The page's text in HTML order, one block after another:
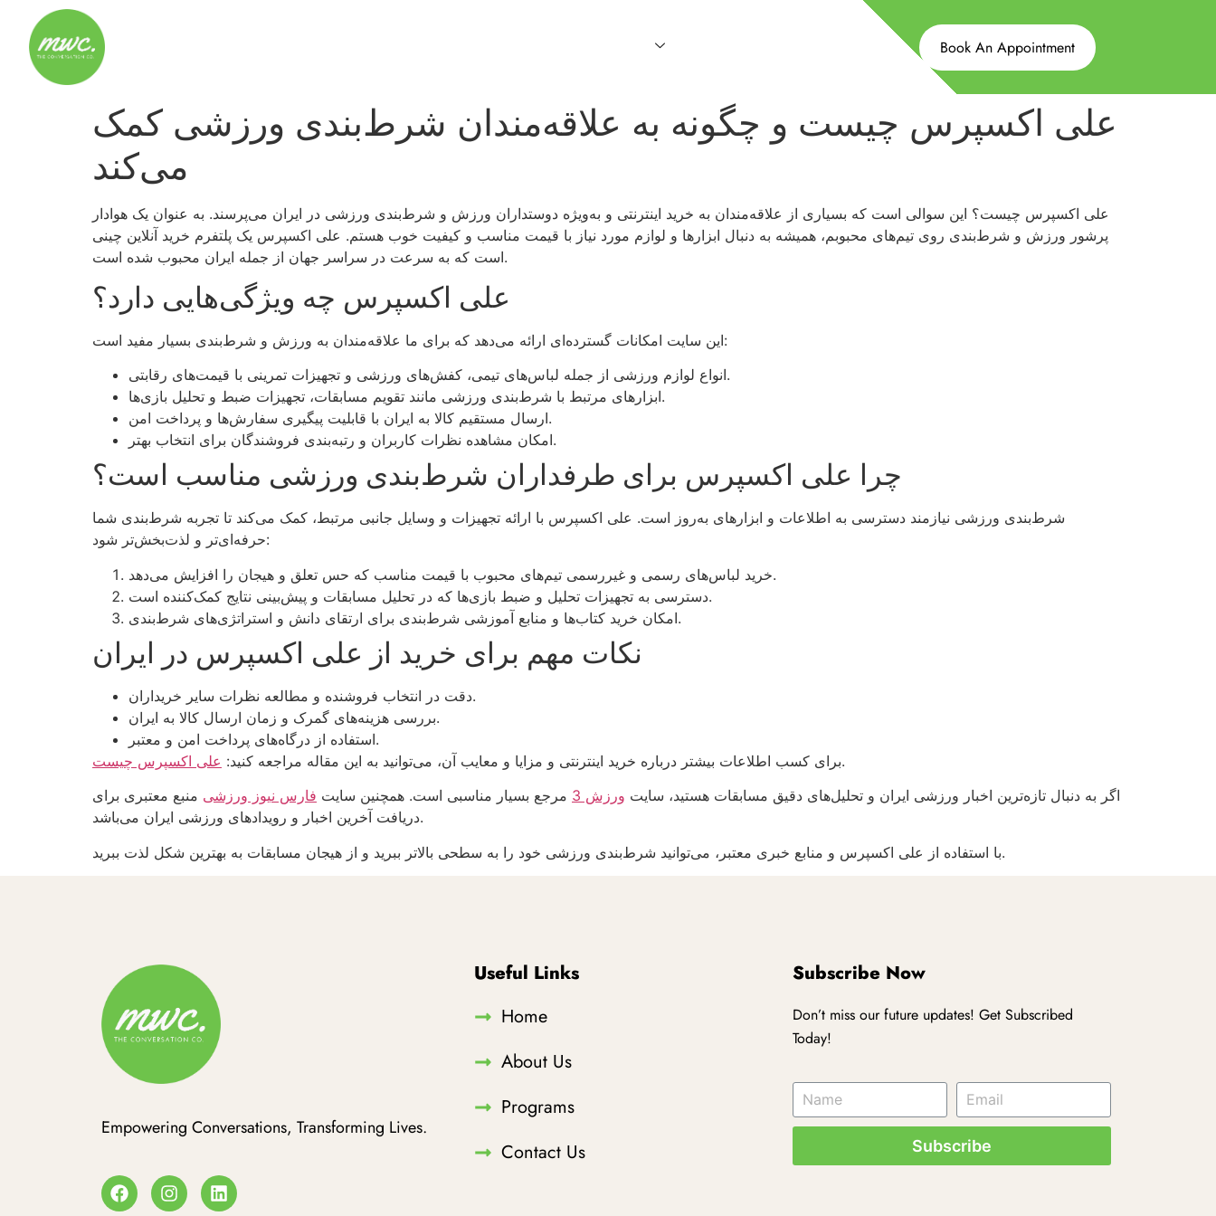
Book An Appointment
علی اکسپرس چیست و چگونه به علاقه‌مندان شرط‌بندی ورزشی کمک
می‌کند
علی اکسپرس چیست؟ این سوالی است که بسیاری از علاقه‌مندان به خرید اینترنتی و به‌ویژه دوستداران ورزش و شرط‌بندی ورزشی در ایران می‌پرسند. به عنوان یک هوادار
پرشور ورزش و شرط‌بندی روی تیم‌های محبوبم، همیشه به دنبال ابزارها و لوازم مورد نیاز با قیمت مناسب و کیفیت خوب هستم. علی اکسپرس یک پلتفرم خرید آنلاین چینی
است که به سرعت در سراسر جهان از جمله ایران محبوب شده است.
علی اکسپرس چه ویژگی‌هایی دارد؟
این سایت امکانات گسترده‌ای ارائه می‌دهد که برای ما علاقه‌مندان به ورزش و شرط‌بندی بسیار مفید است:
انواع لوازم ورزشی از جمله لباس‌های تیمی، کفش‌های ورزشی و تجهیزات تمرینی با قیمت‌های رقابتی.
ابزارهای مرتبط با شرط‌بندی ورزشی مانند تقویم مسابقات، تجهیزات ضبط و تحلیل بازی‌ها.
ارسال مستقیم کالا به ایران با قابلیت پیگیری سفارش‌ها و پرداخت امن.
امکان مشاهده نظرات کاربران و رتبه‌بندی فروشندگان برای انتخاب بهتر.
چرا علی اکسپرس برای طرفداران شرط‌بندی ورزشی مناسب است؟
شرط‌بندی ورزشی نیازمند دسترسی به اطلاعات و ابزارهای به‌روز است. علی اکسپرس با ارائه تجهیزات و وسایل جانبی مرتبط، کمک می‌کند تا تجربه شرط‌بندی شما
حرفه‌ای‌تر و لذت‌بخش‌تر شود:
خرید لباس‌های رسمی و غیررسمی تیم‌های محبوب با قیمت مناسب که حس تعلق و هیجان را افزایش می‌دهد.
دسترسی به تجهیزات تحلیل و ضبط بازی‌ها که در تحلیل مسابقات و پیش‌بینی نتایج کمک‌کننده است.
امکان خرید کتاب‌ها و منابع آموزشی شرط‌بندی برای ارتقای دانش و استراتژی‌های شرط‌بندی.
نکات مهم برای خرید از علی اکسپرس در ایران
دقت در انتخاب فروشنده و مطالعه نظرات سایر خریداران.
بررسی هزینه‌های گمرک و زمان ارسال کالا به ایران.
استفاده از درگاه‌های پرداخت امن و معتبر.
برای کسب اطلاعات بیشتر درباره خرید اینترنتی و مزایا و معایب آن، می‌توانید به این مقاله مراجعه کنید: علی اکسپرس چیست
.
اگر به دنبال تازه‌ترین اخبار ورزشی ایران و تحلیل‌های دقیق مسابقات هستید، سایت ورزش 3 مرجع بسیار مناسبی است. همچنین سایت فارس نیوز ورزشی منبع معتبری برای
دریافت آخرین اخبار و رویدادهای ورزشی ایران می‌باشد.
با استفاده از علی اکسپرس و منابع خبری معتبر، می‌توانید شرط‌بندی ورزشی خود را به سطحی بالاتر ببرید و از هیجان مسابقات به بهترین شکل لذت ببرید.
Empowering Conversations, Transforming Lives.
Useful Links
Home
About Us
Programs
Contact Us
Subscribe Now
Don’t miss our future updates! Get Subscribed
Today!
Subscribe